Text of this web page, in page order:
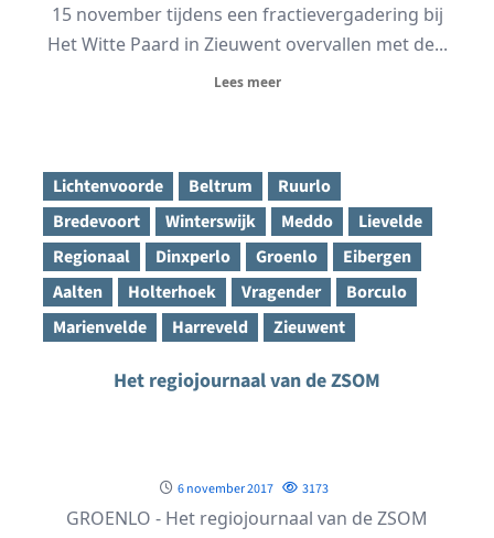
15 november tijdens een fractievergadering bij
Het Witte Paard in Zieuwent overvallen met de...
Lees meer
Lichtenvoorde Beltrum
Ruurlo
Bredevoort
Winterswijk Meddo
Lievelde
Regionaal
Dinxperlo Groenlo
Eibergen
Aalten
Holterhoek Vragender
Borculo
Marienvelde
Harreveld Zieuwent
Het regiojournaal van de ZSOM
6 november 2017 3173
GROENLO - Het regiojournaal van de ZSOM